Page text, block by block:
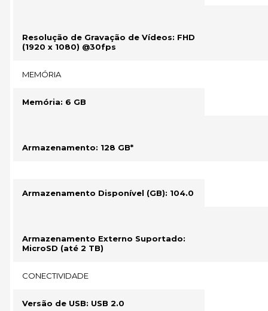
Resolução de Gravação de Vídeos: FHD
(1920 x 1080) @30fps
MEMÓRIA
Memória: 6 GB
Armazenamento: 128 GB*
Armazenamento Disponível (GB): 104.0
Armazenamento Externo Suportado:
MicroSD (até 2 TB)
CONECTIVIDADE
Versão de USB: USB 2.0